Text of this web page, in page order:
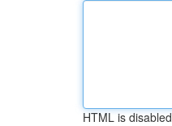
HTML is disabled